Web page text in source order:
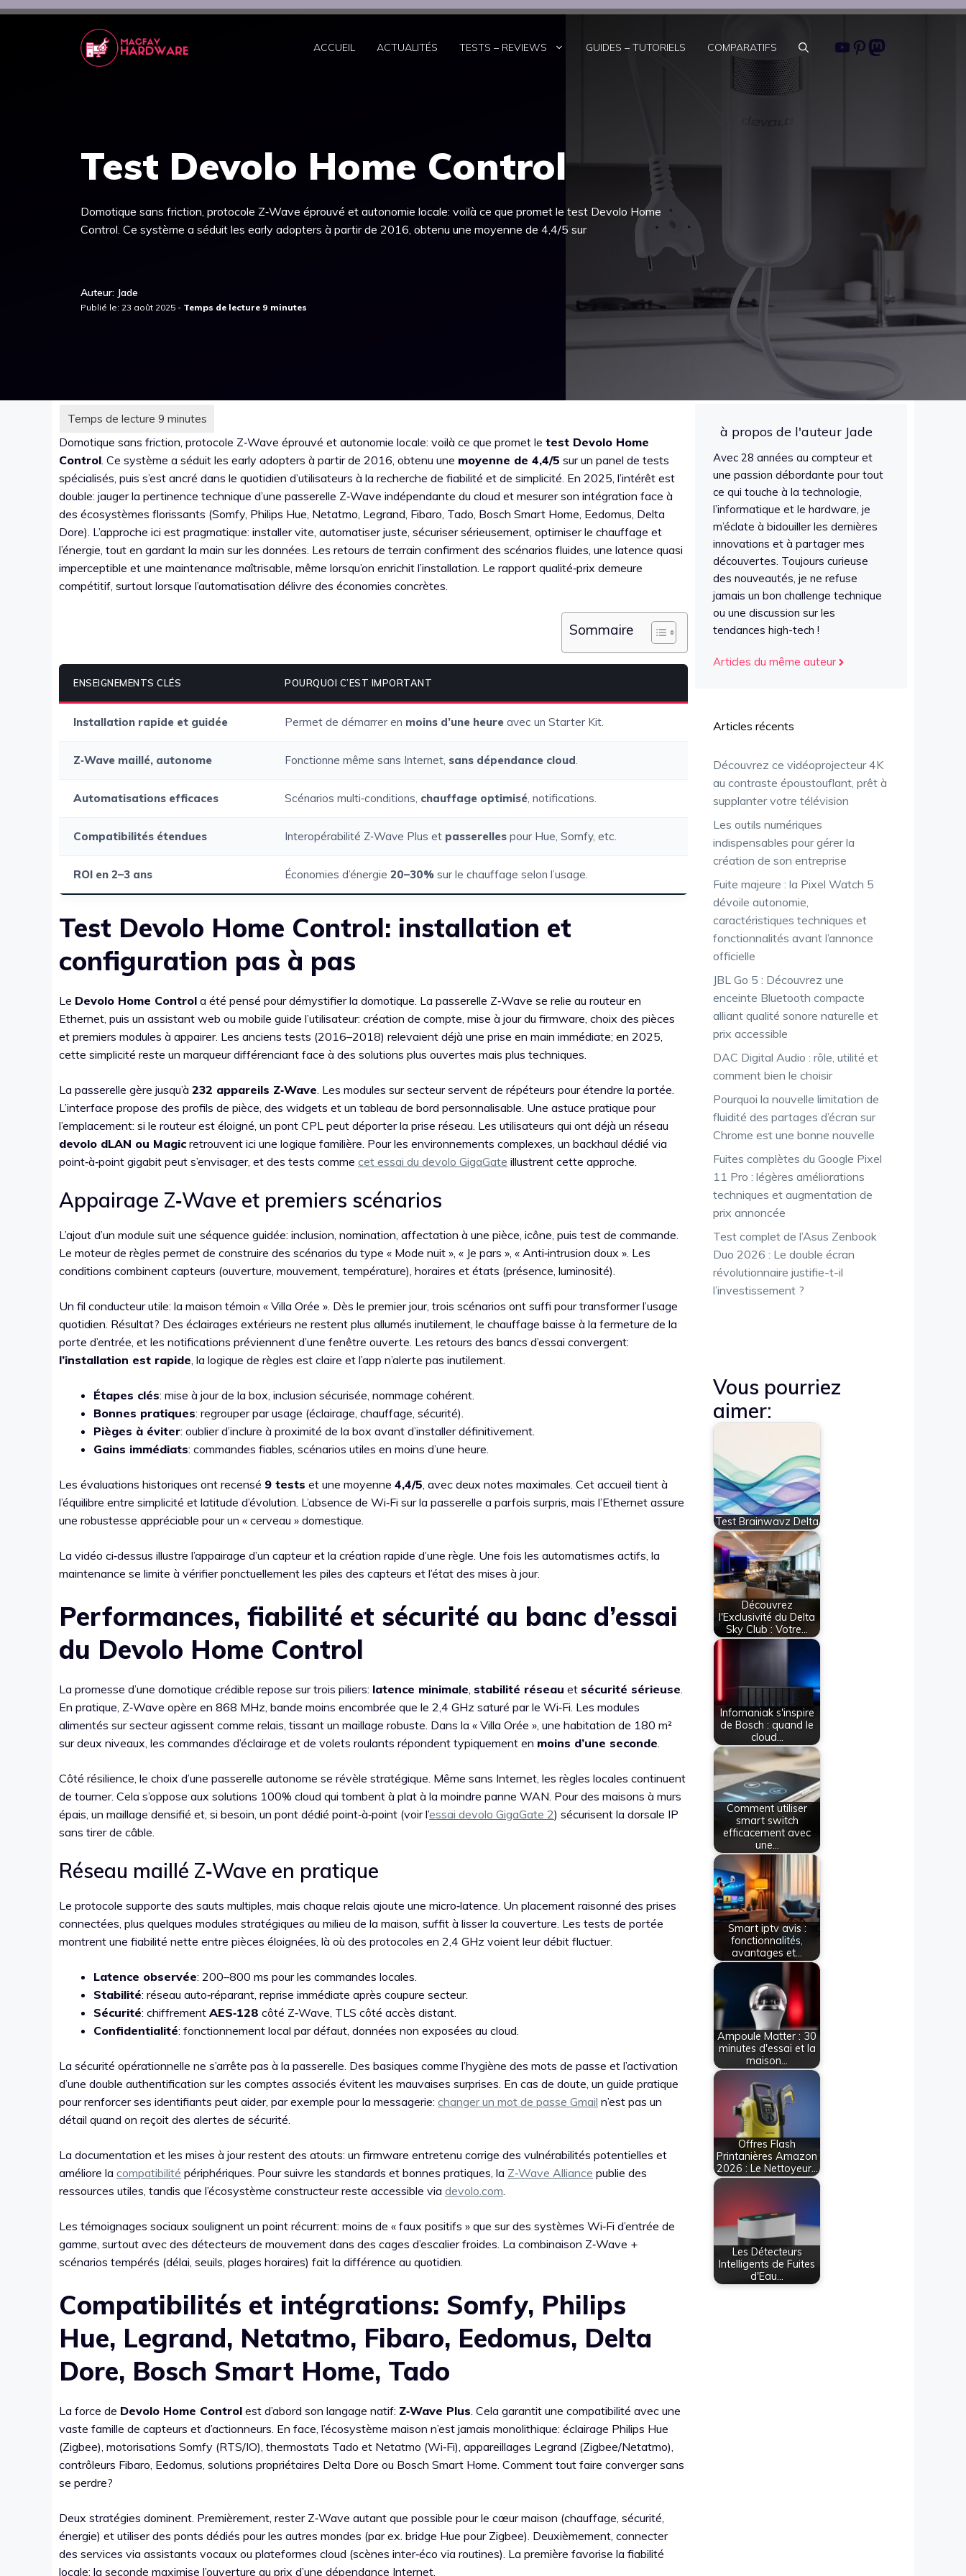
Aller
ACCUEIL ACTUALITÉS TESTS – REVIEWS GUIDES – TUTORIELS COMPARATIFS Youtube
Pinterest
Mastodon
Test Devolo Home Control
Domotique sans friction, protocole Z‑Wave éprouvé et autonomie locale: voilà ce que promet le test Devolo Home
Control. Ce système a séduit les early adopters à partir de 2016, obtenu une moyenne de 4,4/5 sur
Auteur: Jade
Publié le: 23 août 2025 -
Domotique sans friction, protocole Z‑Wave éprouvé et autonomie locale: voilà ce que promet le test Devolo Home
Control. Ce système a séduit les early adopters à partir de 2016, obtenu une moyenne de 4,4/5 sur un panel de tests
spécialisés, puis s’est ancré dans le quotidien d’utilisateurs à la recherche de fiabilité et de simplicité. En 2025, l’intérêt est
double: jauger la pertinence technique d’une passerelle Z‑Wave indépendante du cloud et mesurer son intégration face à
des écosystèmes florissants (Somfy, Philips Hue, Netatmo, Legrand, Fibaro, Tado, Bosch Smart Home, Eedomus, Delta
Dore). L’approche ici est pragmatique: installer vite, automatiser juste, sécuriser sérieusement, optimiser le chauffage et
l’énergie, tout en gardant la main sur les données. Les retours de terrain confirment des scénarios fluides, une latence quasi
imperceptible et une maintenance maîtrisable, même lorsqu’on enrichit l’installation. Le rapport qualité‑prix demeure
compétitif, surtout lorsque l’automatisation délivre des économies concrètes.
Sommaire
ENSEIGNEMENTS CLÉS POURQUOI C’EST IMPORTANT
Installation rapide et guidée Permet de démarrer en moins d’une heure avec un Starter Kit.
Z‑Wave maillé, autonome Fonctionne même sans Internet, sans dépendance cloud.
Automatisations efficaces Scénarios multi‑conditions, chauffage optimisé, notifications.
Compatibilités étendues Interopérabilité Z‑Wave Plus et passerelles pour Hue, Somfy, etc.
ROI en 2–3 ans Économies d’énergie 20–30% sur le chauffage selon l’usage.
Test Devolo Home Control: installation et
configuration pas à pas
Le Devolo Home Control a été pensé pour démystifier la domotique. La passerelle Z‑Wave se relie au routeur en
Ethernet, puis un assistant web ou mobile guide l’utilisateur: création de compte, mise à jour du firmware, choix des pièces
et premiers modules à appairer. Les anciens tests (2016–2018) relevaient déjà une prise en main immédiate; en 2025,
cette simplicité reste un marqueur différenciant face à des solutions plus ouvertes mais plus techniques.
La passerelle gère jusqu’à 232 appareils Z‑Wave . Les modules sur secteur servent de répéteurs pour étendre la portée.
L’interface propose des profils de pièce, des widgets et un tableau de bord personnalisable. Une astuce pratique pour
l’emplacement: si le routeur est éloigné, un pont CPL peut déporter la prise réseau. Les utilisateurs qui ont déjà un réseau
devolo dLAN ou Magicretrouvent ici une logique familière. Pour les environnements complexes, un backhaul dédié via
point‑à‑point gigabit peut s’envisager, et des tests comme cet essai du devolo GigaGate illustrent cette approche.
Appairage Z‑Wave et premiers scénarios
L’ajout d’un module suit une séquence guidée: inclusion, nomination, affectation à une pièce, icône, puis test de commande.
Le moteur de règles permet de construire des scénarios du type « Mode nuit », « Je pars », « Anti‑intrusion doux ». Les
conditions combinent capteurs (ouverture, mouvement, température), horaires et états (présence, luminosité).
Un fil conducteur utile: la maison témoin « Villa Orée ». Dès le premier jour, trois scénarios ont suffi pour transformer l’usage
quotidien. Résultat? Des éclairages extérieurs ne restent plus allumés inutilement, le chauffage baisse à la fermeture de la
porte d’entrée, et les notifications préviennent d’une fenêtre ouverte. Les retours des bancs d’essai convergent:
l’installation est rapide , la logique de règles est claire et l’app n’alerte pas inutilement.
Étapes clés: mise à jour de la box, inclusion sécurisée, nommage cohérent.
Bonnes pratiques: regrouper par usage (éclairage, chauffage, sécurité).
Pièges à éviter: oublier d’inclure à proximité de la box avant d’installer définitivement.
Gains immédiats: commandes fiables, scénarios utiles en moins d’une heure.
Les évaluations historiques ont recensé 9 tests et une moyenne 4,4/5 , avec deux notes maximales. Cet accueil tient à
l’équilibre entre simplicité et latitude d’évolution. L’absence de Wi‑Fi sur la passerelle a parfois surpris, mais l’Ethernet assure
une robustesse appréciable pour un « cerveau » domestique.
La vidéo ci‑dessus illustre l’appairage d’un capteur et la création rapide d’une règle. Une fois les automatismes actifs, la
maintenance se limite à vérifier ponctuellement les piles des capteurs et l’état des mises à jour.
Performances, fiabilité et sécurité au banc d’essai
du Devolo Home Control
La promesse d’une domotique crédible repose sur trois piliers: latence minimale stabilité réseau et sécurité sérieuse
En pratique, Z‑Wave opère en 868 MHz, bande moins encombrée que le 2,4 GHz saturé par le Wi‑Fi. Les modules
alimentés sur secteur agissent comme relais, tissant un maillage robuste. Dans la « Villa Orée », une habitation de 180 m²
sur deux niveaux, les commandes d’éclairage et de volets roulants répondent typiquement en moins d’une seconde
Côté résilience, le choix d’une passerelle autonome se révèle stratégique. Même sans Internet, les règles locales continuent
de tourner. Cela s’oppose aux solutions 100% cloud qui tombent à plat à la moindre panne WAN. Pour des maisons à murs
épais, un maillage densifié et, si besoin, un pont dédié point‑à‑point (voir l’essai devolo GigaGate 2) sécurisent la dorsale IP
sans tirer de câble.
Réseau maillé Z‑Wave en pratique
Le protocole supporte des sauts multiples, mais chaque relais ajoute une micro‑latence. Un placement raisonné des prises
connectées, plus quelques modules stratégiques au milieu de la maison, suffit à lisser la couverture. Les tests de portée
montrent une fiabilité nette entre pièces éloignées, là où des protocoles en 2,4 GHz voient leur débit fluctuer.
Latence observée: 200–800 ms pour les commandes locales.
Stabilité: réseau auto‑réparant, reprise immédiate après coupure secteur.
Sécurité: chiffrement AES‑128 côté Z‑Wave, TLS côté accès distant.
Confidentialité: fonctionnement local par défaut, données non exposées au cloud.
La sécurité opérationnelle ne s’arrête pas à la passerelle. Des basiques comme l’hygiène des mots de passe et l’activation
d’une double authentification sur les comptes associés évitent les mauvaises surprises. En cas de doute, un guide pratique
pour renforcer ses identifiants peut aider, par exemple pour la messagerie: changer un mot de passe Gmail n’est pas un
détail quand on reçoit des alertes de sécurité.
La documentation et les mises à jour restent des atouts: un firmware entretenu corrige des vulnérabilités potentielles et
améliore la compatibilité périphériques. Pour suivre les standards et bonnes pratiques, la Z‑Wave Alliance publie des
ressources utiles, tandis que l’écosystème constructeur reste accessible via devolo.com
Les témoignages sociaux soulignent un point récurrent: moins de « faux positifs » que sur des systèmes Wi‑Fi d’entrée de
gamme, surtout avec des détecteurs de mouvement dans des cages d’escalier froides. La combinaison Z‑Wave +
scénarios tempérés (délai, seuils, plages horaires) fait la différence au quotidien.
Compatibilités et intégrations: Somfy, Philips
Hue, Legrand, Netatmo, Fibaro, Eedomus, Delta
Dore, Bosch Smart Home, Tado
La force de Devolo Home Control est d’abord son langage natif: Z‑Wave Plus . Cela garantit une compatibilité avec une
vaste famille de capteurs et d’actionneurs. En face, l’écosystème maison n’est jamais monolithique: éclairage Philips Hue
(Zigbee), motorisations Somfy (RTS/IO), thermostats Tado et Netatmo (Wi‑Fi), appareillages Legrand (Zigbee/Netatmo),
contrôleurs Fibaro, Eedomus, solutions propriétaires Delta Dore ou Bosch Smart Home. Comment tout faire converger sans
se perdre?
Deux stratégies dominent. Premièrement, rester Z‑Wave autant que possible pour le cœur maison (chauffage, sécurité,
énergie) et utiliser des ponts dédiés pour les autres mondes (par ex. bridge Hue pour Zigbee). Deuxièmement, connecter
des services via assistants vocaux ou plateformes cloud (scènes inter‑éco via routines). La première favorise la fiabilité
locale; la seconde maximise l’ouverture au prix d’une dépendance Internet.
à propos de l'auteur Jade
Avec 28 années au compteur et
une passion débordante pour tout
ce qui touche à la technologie,
l’informatique et le hardware, je
m’éclate à bidouiller les dernières
innovations et à partager mes
découvertes. Toujours curieuse
des nouveautés, je ne refuse
jamais un bon challenge technique
ou une discussion sur les
tendances high-tech !
Articles du même auteur
Articles récents
Découvrez ce vidéoprojecteur 4K
au contraste époustouflant, prêt à
supplanter votre télévision
Les outils numériques
indispensables pour gérer la
création de son entreprise
Fuite majeure : la Pixel Watch 5
dévoile autonomie,
caractéristiques techniques et
fonctionnalités avant l’annonce
officielle
JBL Go 5 : Découvrez une
enceinte Bluetooth compacte
alliant qualité sonore naturelle et
prix accessible
DAC Digital Audio : rôle, utilité et
comment bien le choisir
Pourquoi la nouvelle limitation de
fluidité des partages d’écran sur
Chrome est une bonne nouvelle
Fuites complètes du Google Pixel
11 Pro : légères améliorations
techniques et augmentation de
prix annoncée
Test complet de l’Asus Zenbook
Duo 2026 : Le double écran
révolutionnaire justifie-t-il
l’investissement ?
Vous pourriez
aimer:
Test Brainwavz Delta
Découvrez
l'Exclusivité du Delta
Sky Club : Votre…
Infomaniak s'inspire
de Bosch : quand le
cloud…
Comment utiliser
smart switch
efficacement avec
une…
Smart iptv avis :
fonctionnalités,
avantages et…
Ampoule Matter : 30
minutes d'essai et la
maison…
Offres Flash
Printanières Amazon
2026 : Le Nettoyeur…
Les Détecteurs
Intelligents de Fuites
d'Eau…